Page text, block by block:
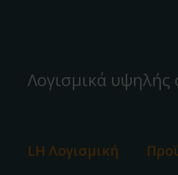
Λογισμικά υψηλής
LH Λογισμική